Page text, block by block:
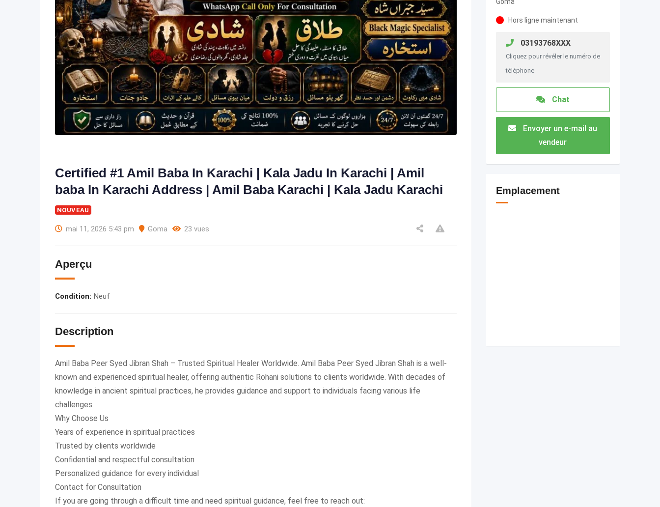
Certified #1 Amil Baba In Karachi | Kala Jadu In Karachi | Amil
baba In Karachi Address | Amil Baba Karachi | Kala Jadu Karachi
NOUVEAU
mai 11, 2026 5:43 pm Goma 23 vues
Aperçu
Condition: Neuf
Description
Amil Baba Peer Syed Jibran Shah – Trusted Spiritual Healer Worldwide. Amil Baba Peer Syed Jibran Shah is a well-
known and experienced spiritual healer, offering authentic Rohani solutions to clients worldwide. With decades of
knowledge in ancient spiritual practices, he provides guidance and support to individuals facing various life
challenges.
Why Choose Us
Years of experience in spiritual practices
Trusted by clients worldwide
Confidential and respectful consultation
Personalized guidance for every individual
Contact for Consultation
If you are going through a difficult time and need spiritual guidance, feel free to reach out:
Hors ligne maintenant
03193768XXX
Cliquez pour révéler le numéro de
téléphone
Chat
Envoyer un e-mail au
vendeur
Emplacement